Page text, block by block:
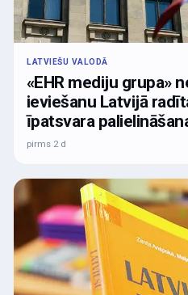
LATVIEŠU VALODĀ
«EHR mediju grupa»
ieviešanu Latvijā
īpatsvara
pirms 2 d